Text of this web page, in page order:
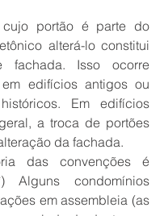
cujo portão é parte do
alterá-lo constitui
fachada. Isso ocorre
em edifícios antigos ou
Em edifícios
a troca de portões
da fachada.
das convenções é
Alguns condomínios
em assembleia (as